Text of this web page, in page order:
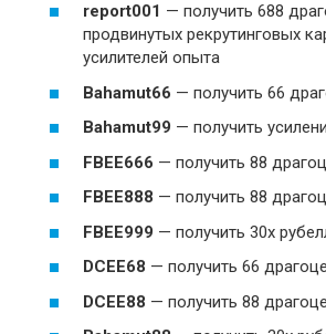
report001 — получить 688
продвинутых рекрутинговых
усилителей опыта
Bahamut66 — получить 66
Bahamut99 — получить
FBEE666 — получить 88
FBEE888 — получить 88
FBEE999 — получить 30x
DCEE68 — получить 66
DCEE88 — получить 88